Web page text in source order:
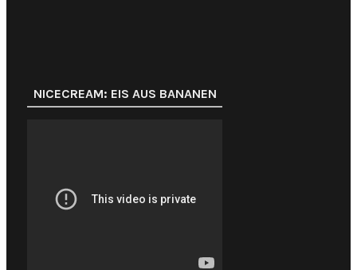
NICECREAM: EIS AUS BANANEN